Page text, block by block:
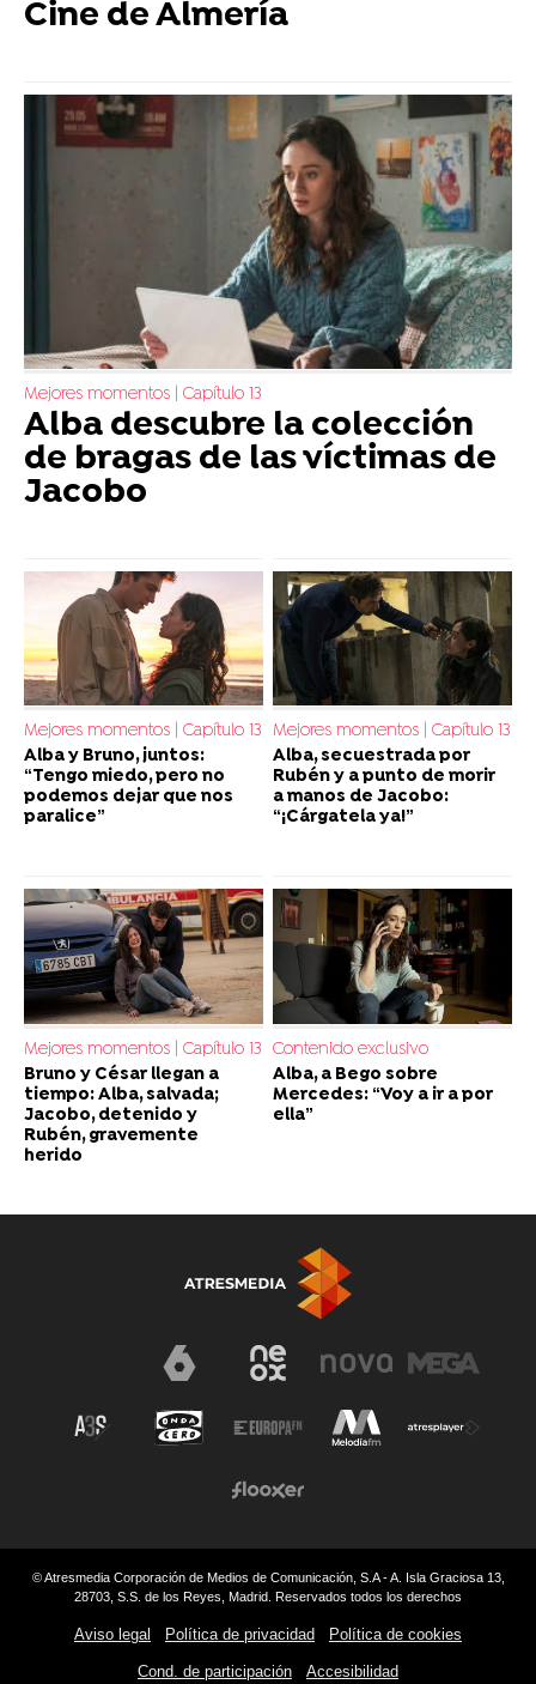
Cine de Almería
Mejores momentos | Capítulo 13
Alba descubre la colección
de bragas de las víctimas de
Jacobo
Mejores momentos | Capítulo 13
Alba y Bruno, juntos:
“Tengo miedo, pero no
podemos dejar que nos
paralice”
Mejores momentos | Capítulo 13
Alba, secuestrada por
Rubén y a punto de morir
a manos de Jacobo:
“¡Cárgatela ya!”
Mejores momentos | Capítulo 13
Bruno y César llegan a
tiempo: Alba, salvada;
Jacobo, detenido y
Rubén, gravemente
herido
Contenido exclusivo
Alba, a Bego sobre
Mercedes: “Voy a ir a por
ella”
© Atresmedia Corporación de Medios de Comunicación, S.A - A. Isla Graciosa 13,
28703, S.S. de los Reyes, Madrid. Reservados todos los derechos
Aviso legal Política de privacidad Política de cookies
Cond. de participación Accesibilidad